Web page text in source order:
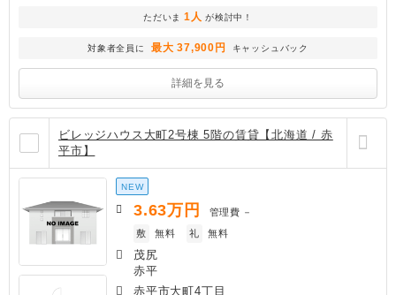
ただいま 1人 が検討中！
対象者全員に 最大 37,900円 キャッシュバック
詳細を見る
ビレッジハウス大町2号棟 5階の賃貸【北海道 / 赤
平市】
NEW
3.63万円 管理費 －
敷
無料 礼 無料
茂尻
赤平
赤平市大町4丁目